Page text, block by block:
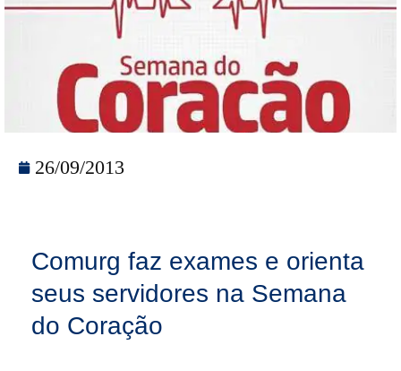
26/09/2013
Comurg faz exames e orienta
seus servidores na Semana
do Coração